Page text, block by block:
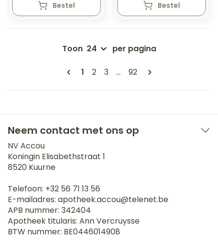
Bestel Bestel
Pagina's
U lees momenteel pagina
1 Pagina
2 Pagina
3 ... Pagina
92
Toon per pagina
Neem contact met ons op
NV Accou
Koningin Elisabethstraat 1
8520 Kuurne
Telefoon: +32 56 71 13 56
E-mailadres: apotheek.accou@telenet.be
APB nummer: 342404
Apotheek titularis: Ann Vercruysse
BTW nummer: BE0446014908